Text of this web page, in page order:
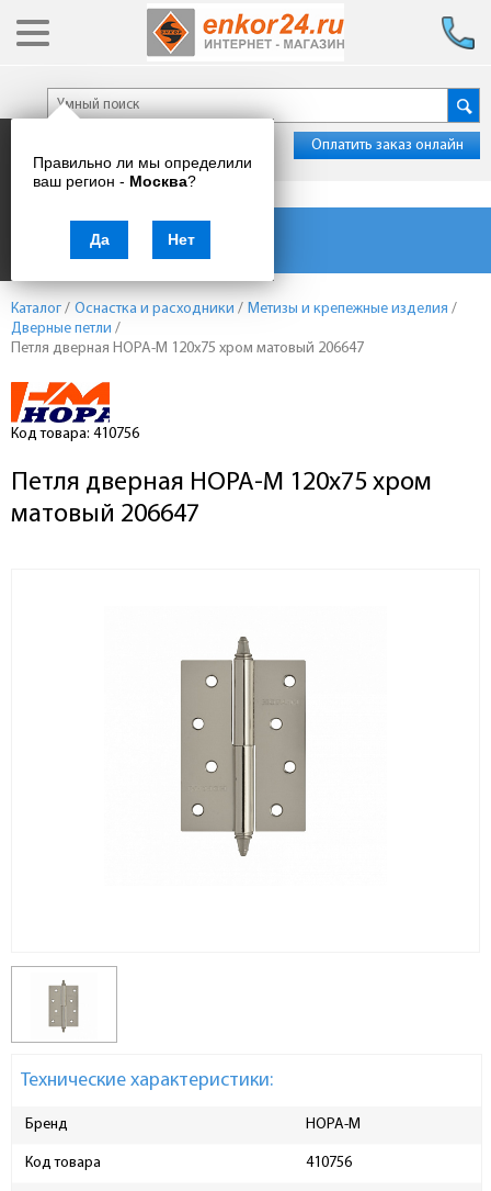
Правильно ли мы определили
ваш регион - Москва?
Да Нет
Оплатить заказ онлайн
Каталог товаров
Каталог / Оснастка и расходники / Метизы и крепежные изделия /
Дверные петли /
Петля дверная НОРА-М 120х75 хром матовый 206647
Код товара: 410756
Петля дверная НОРА-М 120х75 хром
матовый 206647
Технические характеристики:
Бренд НОРА-М
Код товара 410756